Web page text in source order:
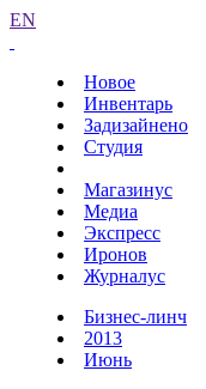
EN
Новое
Инвентарь
Задизайнено
Студия
Магазинус
Медиа
Экспресс
Иронов
Журналус
Бизнес-линч
2013
Июнь